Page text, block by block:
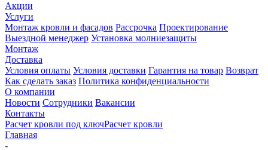
Акции
Услуги
Монтаж кровли и фасадов Рассрочка Проектирование
Выездной менеджер Установка молниезащиты
Монтаж
Доставка
Условия оплаты Условия доставки Гарантия на товар Возврат
Как сделать заказ Политика конфиденциальности
О компании
Новости Сотрудники Вакансии
Контакты
Расчет кровли под ключРасчет кровли
Главная
-